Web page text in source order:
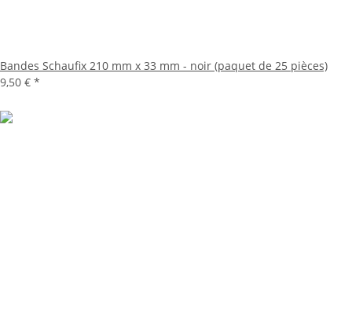
Bandes Schaufix 210 mm x 33 mm - noir (paquet de 25 pièces)
9,50 € *